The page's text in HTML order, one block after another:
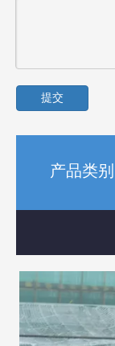
提交
产品类别